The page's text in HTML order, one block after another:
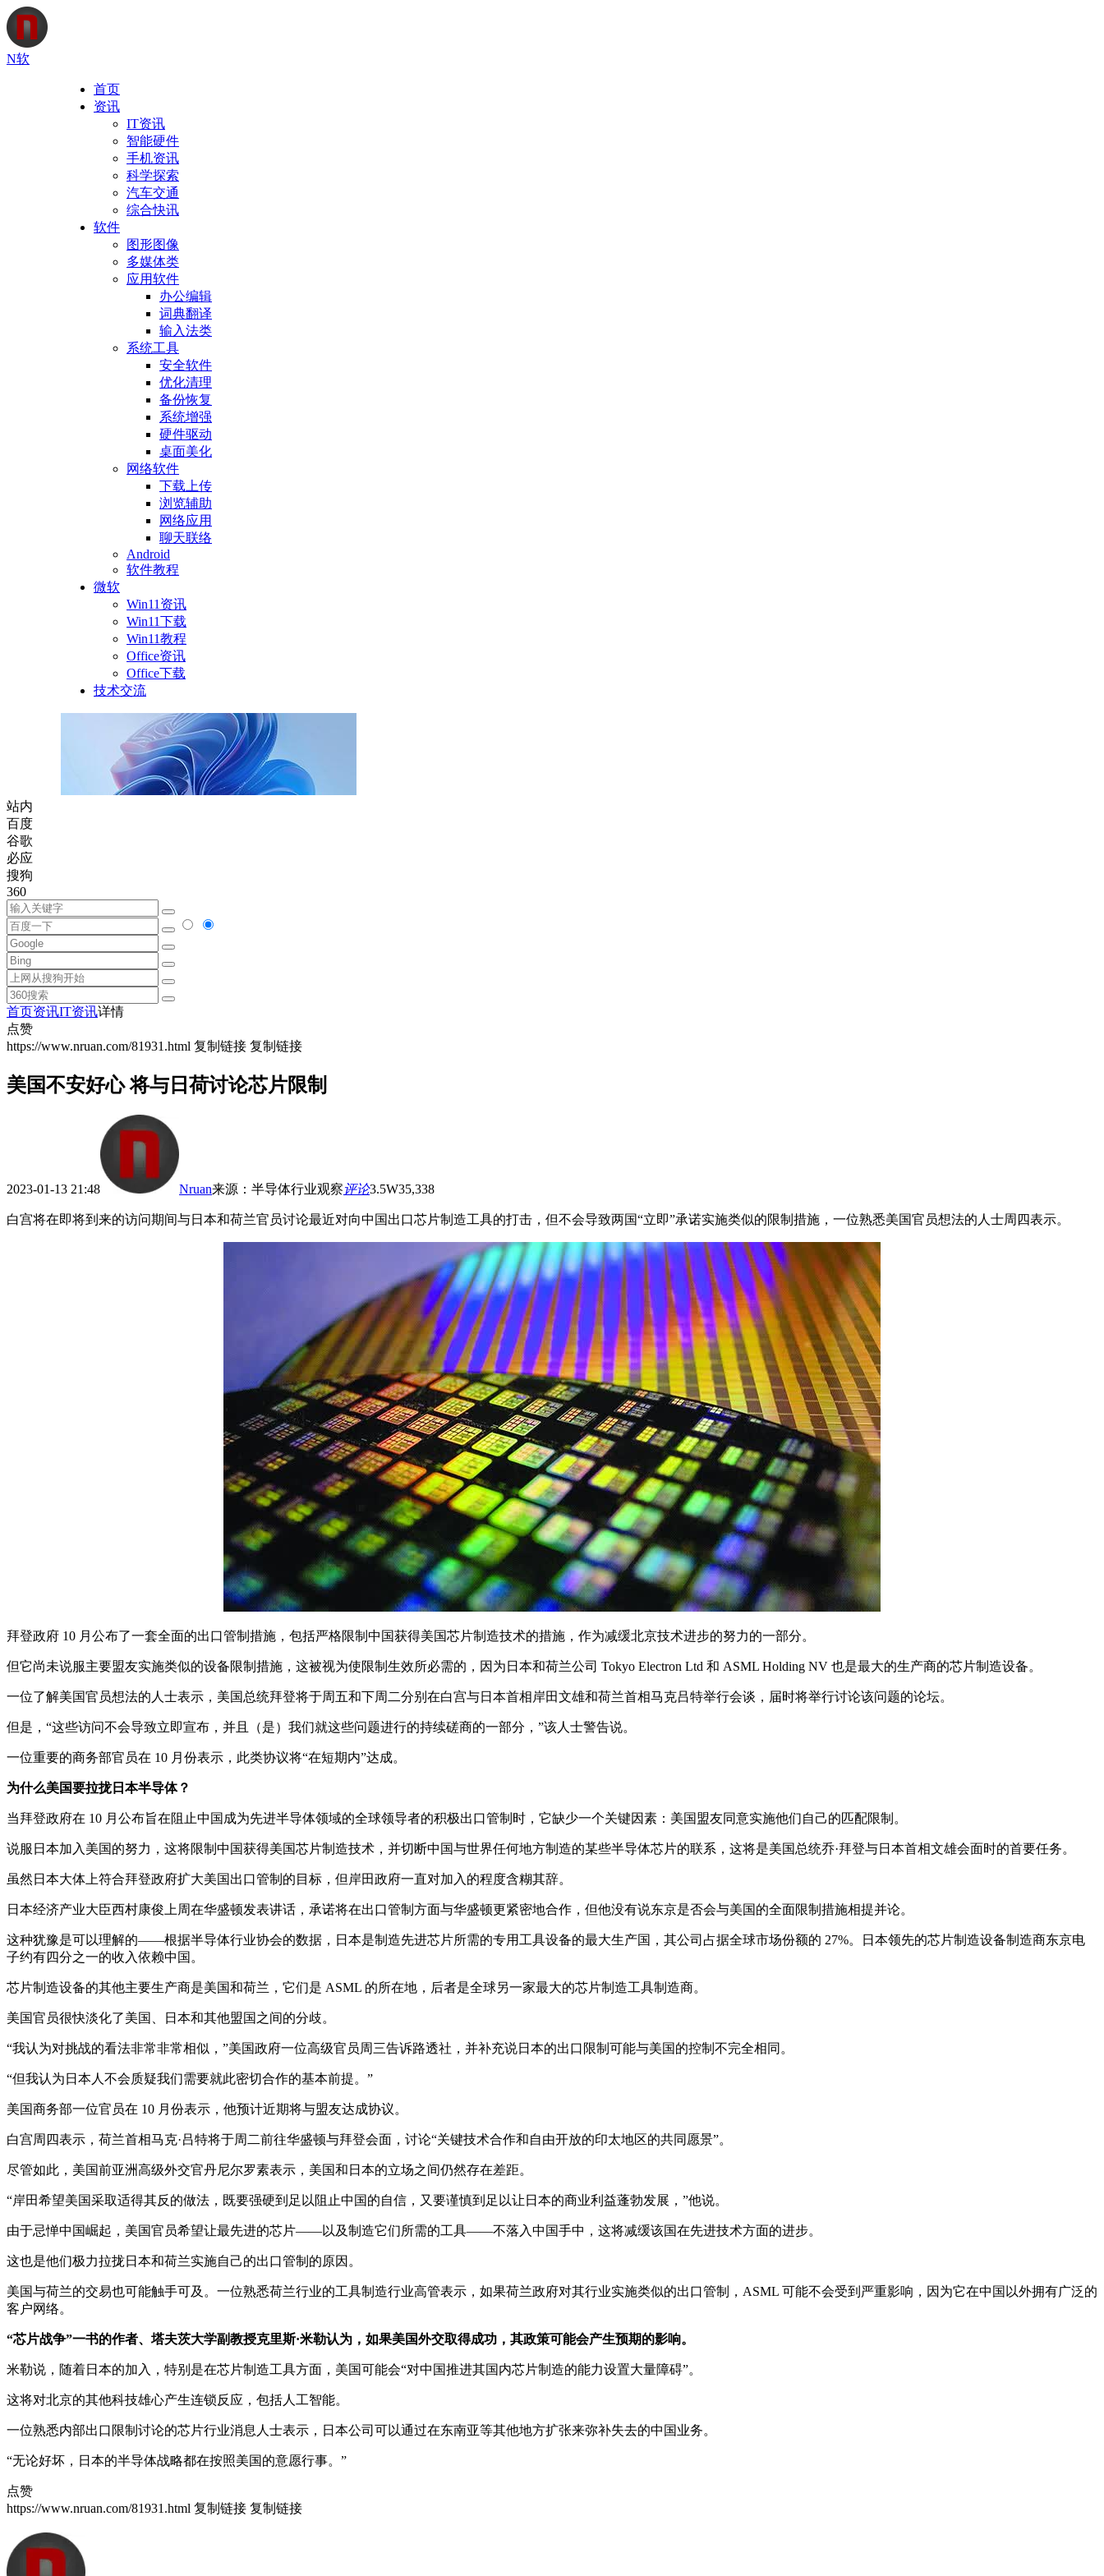
N软
首页
资讯
IT资讯
智能硬件
手机资讯
科学探索
汽车交通
综合快讯
软件
图形图像
多媒体类
应用软件
办公编辑
词典翻译
输入法类
系统工具
安全软件
优化清理
备份恢复
系统增强
硬件驱动
桌面美化
网络软件
下载上传
浏览辅助
网络应用
聊天联络
Android
软件教程
微软
Win11资讯
Win11下载
Win11教程
Office资讯
Office下载
技术交流
站内
百度
谷歌
必应
搜狗
360
首页资讯IT资讯详情
点赞
https://www.nruan.com/81931.html 复制链接 复制链接
美国不安好心 将与日荷讨论芯片限制
2023-01-13 21:48 Nruan来源 ： 半导体行业观察评论3.5W35,338
白宫将在即将到来的访问期间与日本和荷兰官员讨论最近对向中国出口芯片制造工具的打击，但不会导致两国“立即”承诺实施类似的限制措施，一位熟悉美国官员想法的人士周四表示。
拜登政府 10 月公布了一套全面的出口管制措施，包括严格限制中国获得美国芯片制造技术的措施，作为减缓北京技术进步的努力的一部分。
但它尚未说服主要盟友实施类似的设备限制措施，这被视为使限制生效所必需的，因为日本和荷兰公司 Tokyo Electron Ltd 和 ASML Holding NV 也是最大的生产商的芯片制造设备。
一位了解美国官员想法的人士表示，美国总统拜登将于周五和下周二分别在白宫与日本首相岸田文雄和荷兰首相马克吕特举行会谈，届时将举行讨论该问题的论坛。
但是，“这些访问不会导致立即宣布，并且（是）我们就这些问题进行的持续磋商的一部分，”该人士警告说。
一位重要的商务部官员在 10 月份表示，此类协议将“在短期内”达成。
为什么美国要拉拢日本半导体？
当拜登政府在 10 月公布旨在阻止中国成为先进半导体领域的全球领导者的积极出口管制时，它缺少一个关键因素：美国盟友同意实施他们自己的匹配限制。
说服日本加入美国的努力，这将限制中国获得美国芯片制造技术，并切断中国与世界任何地方制造的某些半导体芯片的联系，这将是美国总统乔·拜登与日本首相文雄会面时的首要任务。
虽然日本大体上符合拜登政府扩大美国出口管制的目标，但岸田政府一直对加入的程度含糊其辞。
日本经济产业大臣西村康俊上周在华盛顿发表讲话，承诺将在出口管制方面与华盛顿更紧密地合作，但他没有说东京是否会与美国的全面限制措施相提并论。
这种犹豫是可以理解的——根据半导体行业协会的数据，日本是制造先进芯片所需的专用工具设备的最大生产国，其公司占据全球市场份额的 27%。日本领先的芯片制造设备制造商东京电
子约有四分之一的收入依赖中国。
芯片制造设备的其他主要生产商是美国和荷兰，它们是 ASML 的所在地，后者是全球另一家最大的芯片制造工具制造商。
美国官员很快淡化了美国、日本和其他盟国之间的分歧。
“我认为对挑战的看法非常非常相似，”美国政府一位高级官员周三告诉路透社，并补充说日本的出口限制可能与美国的控制不完全相同。
“但我认为日本人不会质疑我们需要就此密切合作的基本前提。”
美国商务部一位官员在 10 月份表示，他预计近期将与盟友达成协议。
白宫周四表示，荷兰首相马克·吕特将于周二前往华盛顿与拜登会面，讨论“关键技术合作和自由开放的印太地区的共同愿景”。
尽管如此，美国前亚洲高级外交官丹尼尔罗素表示，美国和日本的立场之间仍然存在差距。
“岸田希望美国采取适得其反的做法，既要强硬到足以阻止中国的自信，又要谨慎到足以让日本的商业利益蓬勃发展，”他说。
由于忌惮中国崛起，美国官员希望让最先进的芯片——以及制造它们所需的工具——不落入中国手中，这将减缓该国在先进技术方面的进步。
这也是他们极力拉拢日本和荷兰实施自己的出口管制的原因。
美国与荷兰的交易也可能触手可及。一位熟悉荷兰行业的工具制造行业高管表示，如果荷兰政府对其行业实施类似的出口管制，ASML 可能不会受到严重影响，因为它在中国以外拥有广泛的
客户网络。
“芯片战争”一书的作者、塔夫茨大学副教授克里斯·米勒认为，如果美国外交取得成功，其政策可能会产生预期的影响。
米勒说，随着日本的加入，特别是在芯片制造工具方面，美国可能会“对中国推进其国内芯片制造的能力设置大量障碍”。
这将对北京的其他科技雄心产生连锁反应，包括人工智能。
一位熟悉内部出口限制讨论的芯片行业消息人士表示，日本公司可以通过在东南亚等其他地方扩张来弥补失去的中国业务。
“无论好坏，日本的半导体战略都在按照美国的意愿行事。”
点赞
https://www.nruan.com/81931.html 复制链接 复制链接